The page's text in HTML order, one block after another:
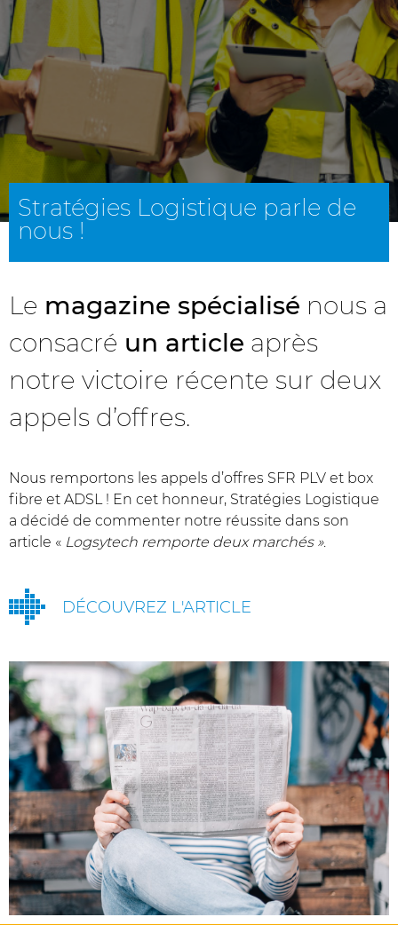
Stratégies Logistique parle de
nous !
Le magazine spécialisé nous a
consacré un article après
notre victoire récente sur deux
appels d’offres.
Nous remportons les appels d’offres SFR PLV et box
fibre et ADSL ! En cet honneur, Stratégies Logistique
a décidé de commenter notre réussite dans son
article « Logsytech remporte deux marchés ».
DÉCOUVREZ L'ARTICLE